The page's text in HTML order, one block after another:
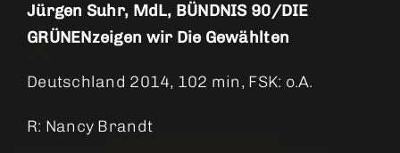
Jürgen Suhr, MdL, BÜNDNIS 90/DIE
GRÜNENzeigen wir Die Gewählten
Deutschland 2014, 102 min, FSK: o.A.
R: Nancy Brandt